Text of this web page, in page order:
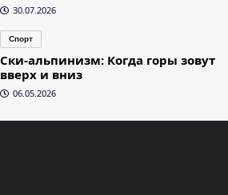
30.07.2026
Спорт
Ски-альпинизм: Когда горы зовут
вверх и вниз
06.05.2026